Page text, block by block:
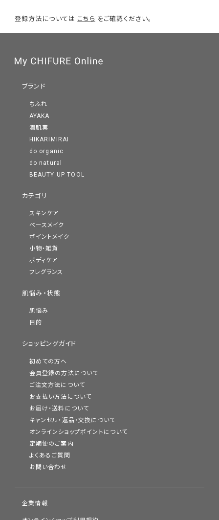
登録方法については こちら をご確認ください。
ブランド
ちふれ
AYAKA
潤肌実
HIKARIMIRAI
do organic
do natural
BEAUTY UP TOOL
カテゴリ
スキンケア
ベースメイク
ポイントメイク
小物・雑貨
ボディケア
フレグランス
肌悩み・状態
肌悩み
目的
ショッピングガイド
初めての方へ
会員登録の方法について
ご注文方法について
お支払い方法について
お届け・送料について
キャンセル・返品・交換について
オンラインショップポイントについて
定期便のご案内
よくあるご質問
お問い合わせ
企業情報